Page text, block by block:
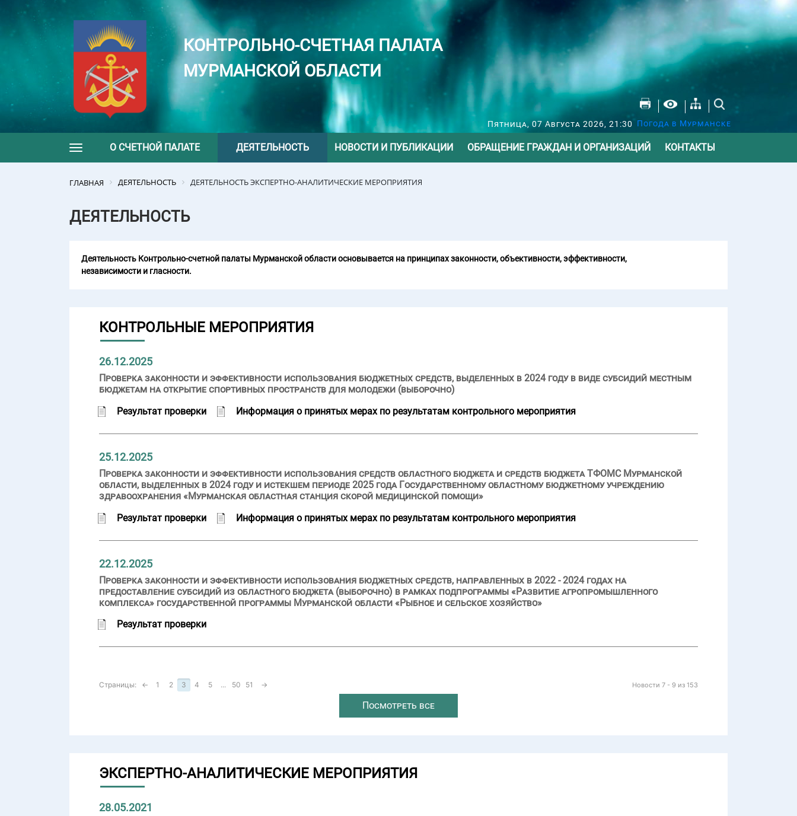
КОНТРОЛЬНО-СЧЕТНАЯ ПАЛАТА
МУРМАНСКОЙ ОБЛАСТИ
Пятница, 07 Августа 2026, 21:30 Погода в Мурманске
Toggle navigation
О СЧЕТНОЙ ПАЛАТЕ ДЕЯТЕЛЬНОСТЬ НОВОСТИ И ПУБЛИКАЦИИ ОБРАЩЕНИЕ ГРАЖДАН И ОРГАНИЗАЦИЙ КОНТАКТЫ
ГЛАВНАЯ ДЕЯТЕЛЬНОСТЬ ДЕЯТЕЛЬНОСТЬ ЭКСПЕРТНО-АНАЛИТИЧЕСКИЕ МЕРОПРИЯТИЯ
ДЕЯТЕЛЬНОСТЬ
Деятельность Контрольно-счетной палаты Мурманской области основывается на принципах законности, объективности, эффективности,
независимости и гласности.
КОНТРОЛЬНЫЕ МЕРОПРИЯТИЯ
26.12.2025
Проверка законности и эффективности использования бюджетных средств, выделенных в 2024 году в виде субсидий местным
бюджетам на открытие спортивных пространств для молодежи (выборочно)
Результат проверки
Информация о принятых мерах по результатам контрольного мероприятия
25.12.2025
Проверка законности и эффективности использования средств областного бюджета и средств бюджета ТФОМС Мурманской
области, выделенных в 2024 году и истекшем периоде 2025 года Государственному областному бюджетному учреждению
здравоохранения «Мурманская областная станция скорой медицинской помощи»
Результат проверки
Информация о принятых мерах по результатам контрольного мероприятия
22.12.2025
Проверка законности и эффективности использования бюджетных средств, направленных в 2022 - 2024 годах на
предоставление субсидий из областного бюджета (выборочно) в рамках подпрограммы «Развитие агропромышленного
комплекса» государственной программы Мурманской области «Рыбное и сельское хозяйство»
Результат проверки
Новости 7 - 9 из 153
Страницы: ← 1 2 3 4 5 ... 50 51 →
Посмотреть все
ЭКСПЕРТНО-АНАЛИТИЧЕСКИЕ МЕРОПРИЯТИЯ
28.05.2021